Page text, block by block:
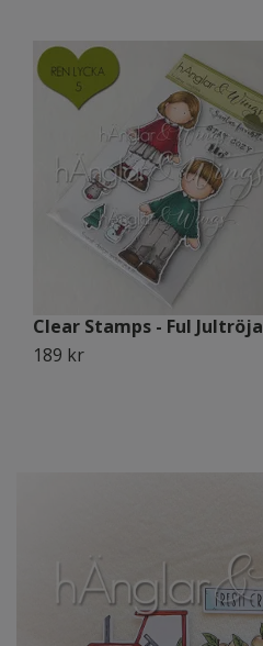
Clear Stamps - Ful Jultröja
189 kr